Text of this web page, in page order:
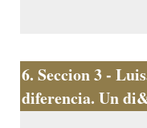
6. Seccion 3 -
diferencia. Un